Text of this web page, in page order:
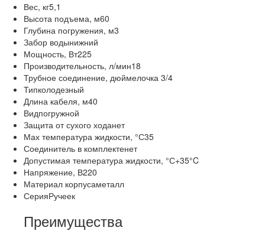
Вес, кг5,1
Высота подъема, м60
Глубина погружения, м3
Забор водынижний
Мощность, Вт225
Производительность, л/мин18
Трубное соединение, дюймелочка 3/4
Типколодезный
Длина кабеля, м40
Видпогружной
Защита от сухого ходанет
Мах температура жидкости, °С35
Соединитель в комплектенет
Допустимая температура жидкости, °С+35°C
Напряжение, В220
Материал корпусаметалл
СерияРучеек
Преимущества